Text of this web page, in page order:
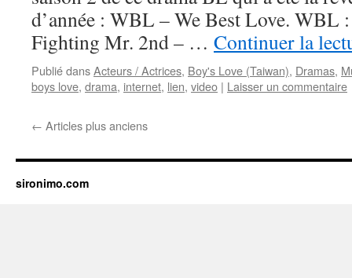
d’année : WBL – We Best Love. WBL
Fighting Mr. 2nd – … Continuer la
Publié dansActeurs / Actrices, Boy's Love (Taiwan), Dramas,
boys love, drama, internet, lien, video | Laisser un commentaire
← Articles plus anciens
sironimo.com